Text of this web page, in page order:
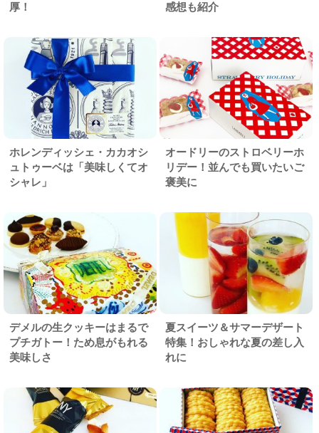
厚！
感想も紹介
ホレンディッシェ・カカオシ
ュトゥーベは「美味しくてオ
シャレ」
オードリーのストロベリーホ
リデー！並んでも買いたいご
褒美に
デメルの生クッキーはまるで
プチガトー！ため息がもれる
美味しさ
夏スイーツ＆サマーデザート
特集！おしゃれな夏の差し入
れに